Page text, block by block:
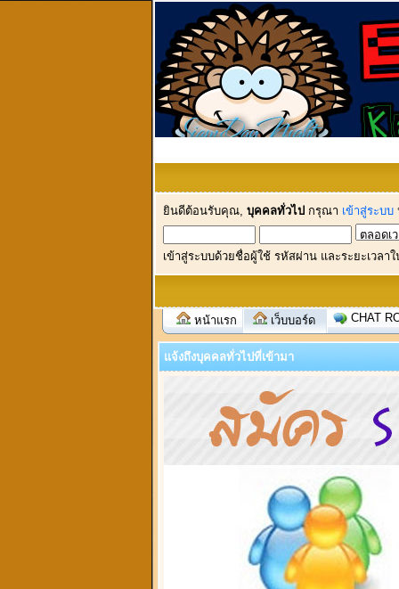
ยินดีต้อนรับคุณ, บุคคลทั่วไป กรุณา เข้าสู่ระบบ
เข้าสู่ระบบด้วยชื่อผู้ใช้ รหัสผ่าน และระยะเวลา
หน้าแรก เว็บบอร์ด CHAT
แจ้งถึงบุคคลทั่วไปที่เข้ามา